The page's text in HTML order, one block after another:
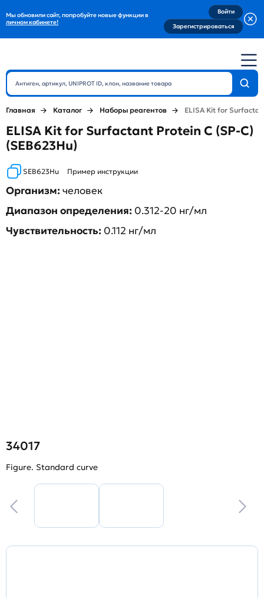
Мы обновили сайт, попробуйте новые функции в
личном кабинете!
Войти
Зарегистрироваться
Главная Каталог Наборы реагентов ELISA Kit for
ELISA Kit for Surfactant Protein C (SP-C)
(SEB623Hu)
SEB623Hu Пример инструкции
Организм:человек
Диапазон определения: 0.312-20 нг/мл
Чувствительность: 0.112 нг/мл
34017
Figure. Standard curve